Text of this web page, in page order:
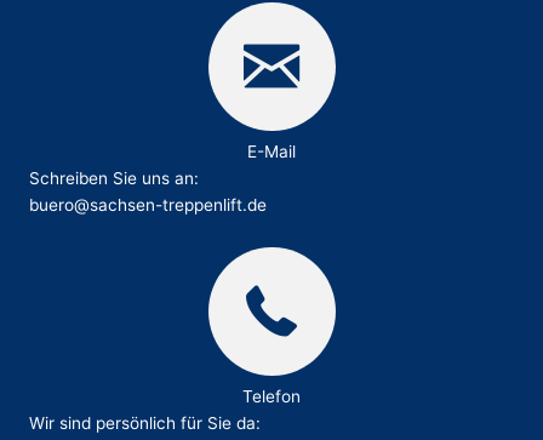
E-Mail
Schreiben Sie uns an:
buero@sachsen-treppenlift.de
Telefon
Wir sind persönlich für Sie da: